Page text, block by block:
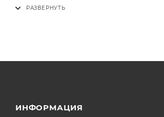
ИНФОРМАЦИЯ